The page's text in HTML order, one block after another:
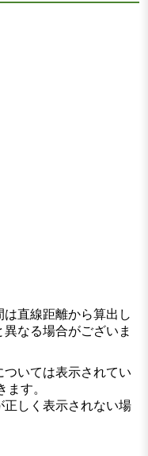
直線距離から算出し
なる場合がございま
いては表示されてい
す。
しく表示されない場